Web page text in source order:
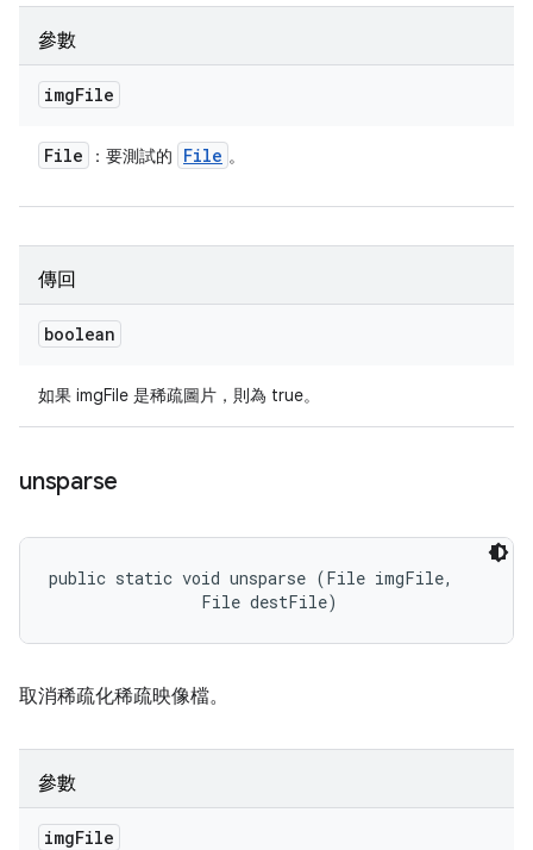
參數
imgFile
File ：要測試的 File 。
傳回
boolean
如果 imgFile 是稀疏圖片，則為 true。
unsparse
public static void unsparse (File imgFile,
                File destFile)
取消稀疏化稀疏映像檔。
參數
imgFile